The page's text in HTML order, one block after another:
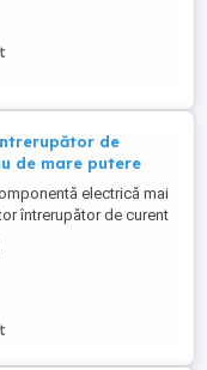
de
de mare putere
electrică mai
întrerupător de curent
(DC switch sau
brandul eddicy (parte
pentru curent
A și până la 1500 V,
aplicații industriale, e-